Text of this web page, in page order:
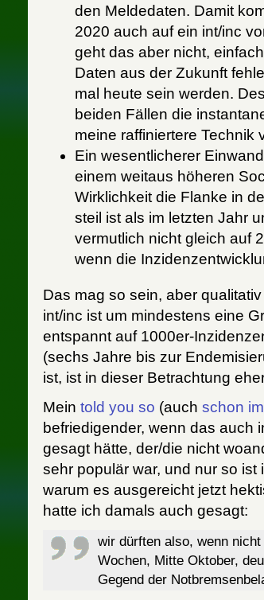
den Meldedaten. Damit
2020 auch auf ein int/inc
geht das aber nicht,
Daten aus der Zukunft
mal heute sein werden.
beiden Fällen die
meine raffiniertere Technik
Ein wesentlicherer
einem weitaus höheren
Wirklichkeit die Flanke in
steil ist als im letzten Jahr
vermutlich nicht gleich auf
wenn die
Das mag so sein, aber
int/inc ist um mindestens eine
entspannt auf 1000er-
(sechs Jahre bis zur
ist, ist in dieser Betrachtung
Meintold you so (auchschon
befriedigender, wenn das auch
gesagt hätte, der/die nicht
sehr populär war, und nur so
warum es ausgereicht jetzt
hatte ich damals auch gesagt:
wir dürften also, wenn
Wochen, Mitte Oktober,
Gegend der